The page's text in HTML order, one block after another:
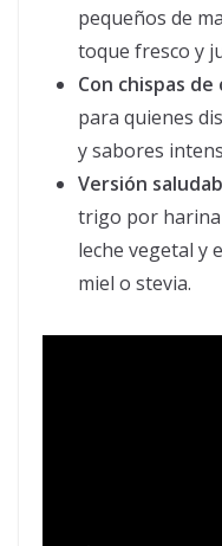
pequeños de
toque fresco y
Con chispas
para quienes
y sabores
Versión
trigo por harina
leche vegetal y
miel o stevia.